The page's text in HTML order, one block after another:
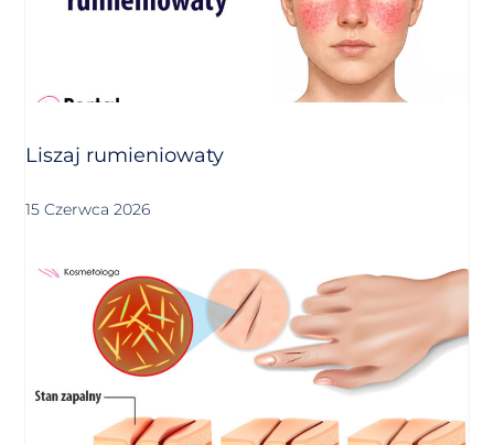
Liszaj rumieniowaty
15 Czerwca 2026